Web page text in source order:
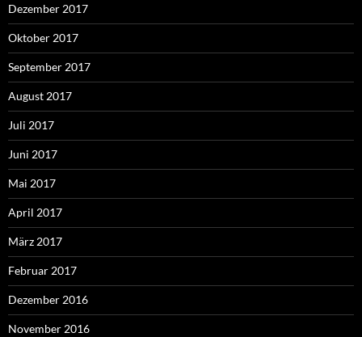
Dezember 2017
Oktober 2017
September 2017
August 2017
Juli 2017
Juni 2017
Mai 2017
April 2017
März 2017
Februar 2017
Dezember 2016
November 2016